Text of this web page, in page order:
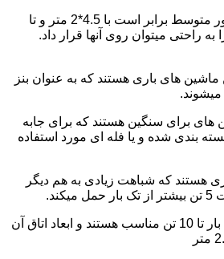
ابعاد بارگیر خاور ها به طور متوسط برابر است با 4.5*2 متر و تا
های باری هستند که به عنوان بنز
برای سنگین هستند که برای جابه
بندی شده و یا فله ای مورد استفاده
هستند که شباهت زیادی به هم دیگر
6 چرخ ها برای جابه جایی بار تا 10 تن مناسب هستند و ابعاد اتاق آن